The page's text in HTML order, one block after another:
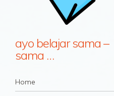
ayo belajar sama –
sama …
Navigation
Skip to content
Home